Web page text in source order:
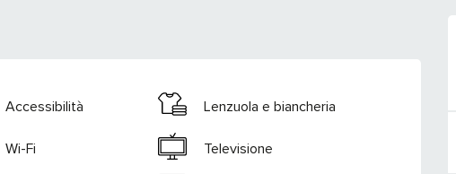
Accessibilità Lenzuola e biancheria
Wi-Fi Televisione